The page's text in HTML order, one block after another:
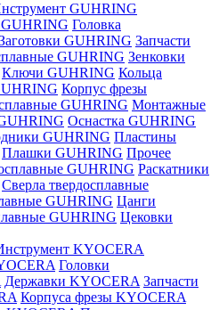
GUHRING
Головка
GUHRING Запчасти
GUHRING Зенковки
Ключи GUHRING Кольца
Корпус фрезы
GUHRING Монтажные
Оснастка GUHRING
GUHRING Пластины
Плашки GUHRING Прочее
GUHRING Раскатники
Сверла твердосплавные
GUHRING Цанги
GUHRING Цековки
KYOCERA
Головки
Державки KYOCERA Запчасти
Корпуса фрезы KYOCERA